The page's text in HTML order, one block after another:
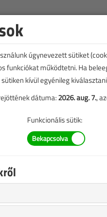
úgynevezett sütiket
funkciókat működtetni. Ha
kívül egyénileg
dátuma:2026. aug. 7.,
Funkcionális sütik: